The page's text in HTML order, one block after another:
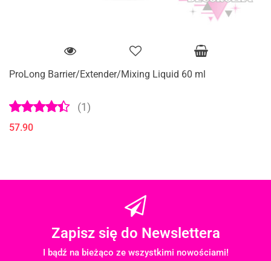
ProLong Barrier/Extender/Mixing Liquid 60 ml
(1)
57.90
Zapisz się do Newslettera
I bądź na bieżąco ze wszystkimi nowościami!